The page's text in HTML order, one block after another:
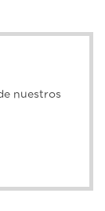
nuestros